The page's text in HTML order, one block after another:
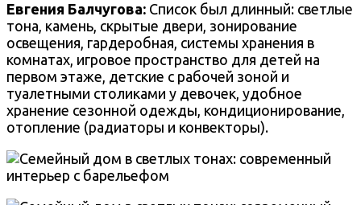
Евгения Балчугова: Список был длинный: светлые
тона, камень, скрытые двери, зонирование
освещения, гардеробная, системы хранения в
комнатах, игровое пространство для детей на
первом этаже, детские с рабочей зоной и
туалетными столиками у девочек, удобное
хранение сезонной одежды, кондиционирование,
отопление (радиаторы и конвекторы).